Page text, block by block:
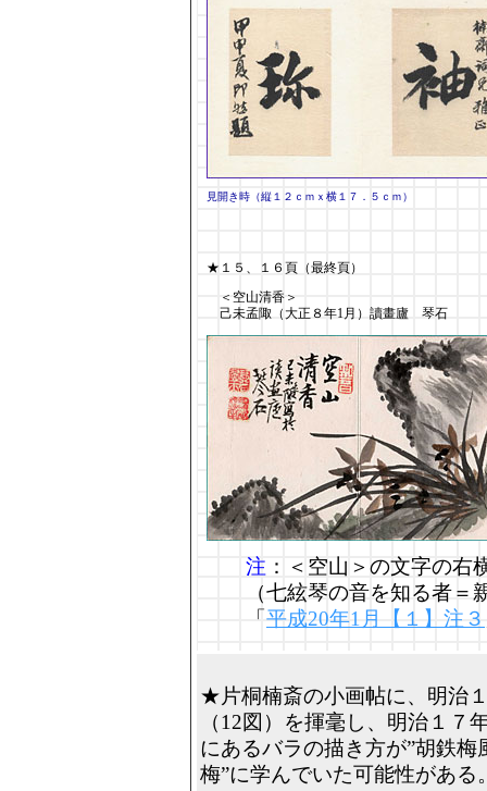
見開き時（縦１２ｃｍｘ横１７．５ｃｍ）
★１５、１６頁（最終頁）
＜空山清香＞
己未孟陬（大正８年1月）讀畫廬 琴石
注 ：＜空山＞の文字の右
（七絃琴の音を知る者
「平成20年1月【１】注３
★片桐楠斎の小画帖に、明治
（12図）を揮毫し、明治１
にあるバラの描き方が”胡鉄
梅”に学んでいた可能性がある